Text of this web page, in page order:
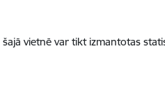
vietnē var tikt izmantotas